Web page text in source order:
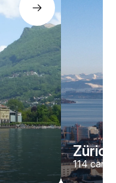
Zürich
114cars